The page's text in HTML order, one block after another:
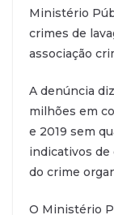
Ministério
crimes de
associação
A denúncia
milhões em
e 2019 sem
indicativos de
do crime
O Ministério